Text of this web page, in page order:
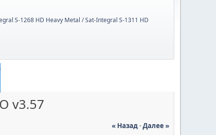
S-1268 HD Heavy Metal / Sat-Integral S-1311 HD
v3.57
« Назад-Далее »